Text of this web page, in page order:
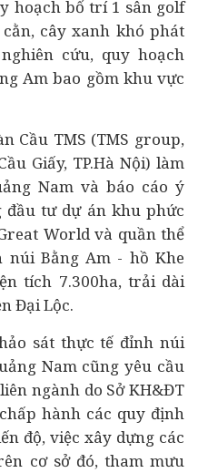
hoạch bố trí 1 sân golf
cây xanh khó phát
cứu, quy hoạch
Am bao gồm khu vực
Cầu TMS (TMS group,
Giấy, TP.Hà Nội) làm
Nam và báo cáo ý
tư dự án khu phức
World và quần thể
Bằng Am - hồ Khe
tích 7.300ha, trải dài
Đại Lộc.
sát thực tế đỉnh núi
Nam cũng yêu cầu
ngành do Sở KH&ĐT
hành các quy định
độ, việc xây dựng các
cơ sở đó, tham mưu